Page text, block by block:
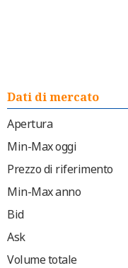
Dati di mercato
Apertura
Min-Max oggi
Prezzo di riferimento
Min-Max anno
Bid
Ask
Volume totale